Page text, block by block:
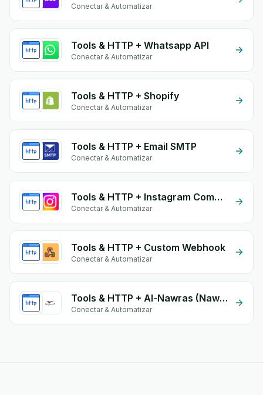
Conectar & Automatizar
Tools & HTTP + Whatsapp API
Conectar & Automatizar
Tools & HTTP + Shopify
Conectar & Automatizar
Tools & HTTP + Email SMTP
Conectar & Automatizar
Tools & HTTP + Instagram Comment
Conectar & Automatizar
Tools & HTTP + Custom Webhook
Conectar & Automatizar
Tools & HTTP + Al-Nawras (Nawris)
Conectar & Automatizar